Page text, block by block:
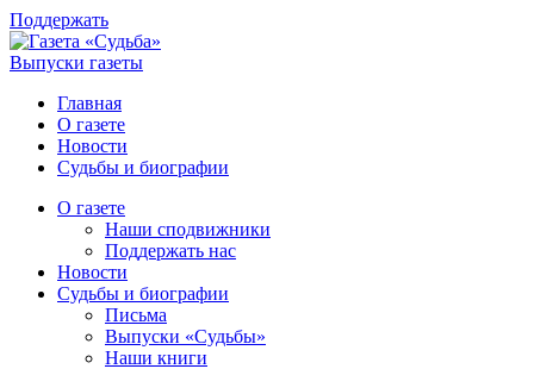
Поддержать
Выпуски газеты
Главная
О газете
Новости
Судьбы и биографии
О газете
Наши сподвижники
Поддержать нас
Новости
Судьбы и биографии
Письма
Выпуски «Судьбы»
Наши книги